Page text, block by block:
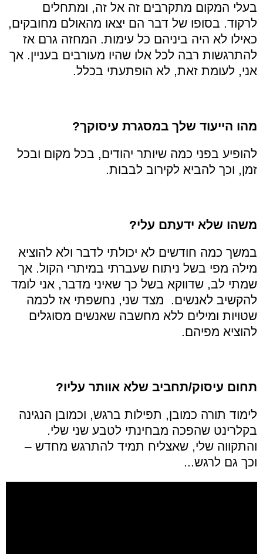
בעלי המקום מתקרבים זה אל זה, ומתחלים
לרקוד. בסופו של דבר הם יצאו מהאולם מחובקים,
כאילו לא היה ביניהם כל עימות. המחזה גרם אז
להתרגשות רבה לכל אלו שהיו מעורבים בעניין. אך
אני, לעומת זאת, לא הופתעתי בכלל.
מהו הייעוד שלך במסגרת עיסוקך?
להופיע בפני כמה שיותר יהודים, בכל מקום ובכל
זמן, וכך להביא לקירוב לבבות.
משהו שלא ידעתם עלי?
במשך כמה חודשים לא יכולתי לדבר ולא להוציא
מילה מפי בשל ניתוח שעברתי במיתרי הקול. אך
שמתי לב, שדווקא בשל כך שאיני מדבר, אני לומד
להקשיב לאנשים. מצד שני, נחשפתי אז לכמה
שטויות ומילים ללא מחשבה שאנשים מסוגלים
להוציא מפיהם.
תחום עיסוק/תחביב שלא אוותר עליו?
לימוד תורה כמובן, תפילות ברגש, וכמובן הנגינה
בקלרינט שהפכה מבחינתי לטבע שני שלי.
והתקווה שלי, שאצליח תמיד להתרגש מחדש –
וכך גם לרגש...